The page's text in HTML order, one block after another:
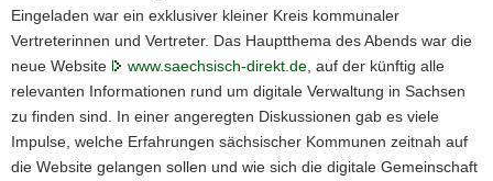
Eingeladen war ein exklusiver kleiner Kreis kommunaler
Vertreterinnen und Vertreter. Das Hauptthema des Abends war die
neue Website
www.saechsisch-direkt.de , auf der künftig alle
relevanten Informationen rund um digitale Verwaltung in Sachsen
zu finden sind. In einer angeregten Diskussionen gab es viele
Impulse, welche Erfahrungen sächsischer Kommunen zeitnah auf
die Website gelangen sollen und wie sich die digitale Gemeinschaft